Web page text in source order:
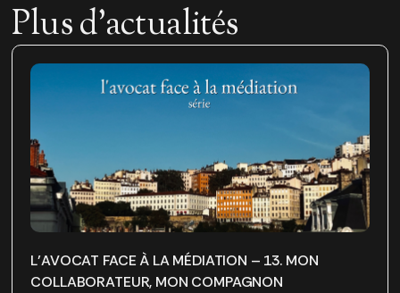
Plus d'actualités
L’AVOCAT FACE À LA MÉDIATION – 13. MON
COLLABORATEUR, MON COMPAGNON